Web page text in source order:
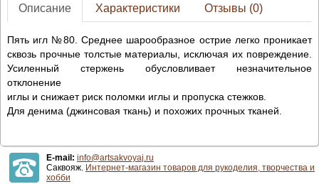
Описание Характеристики Отзывы (0)
Пять игл №80. Среднее шарообразное острие легко проникает
сквозь прочные толстые материалы, исключая их повреждение.
Усиленный стержень обусловливает незначительное
отклонение
иглы и снижает риск поломки иглы и пропуска стежков.
Для денима (джинсовая ткань) и похожих прочных тканей.
E-mail: info@artsakvoyaj.ru
Саквояж. Интернет-магазин товаров для рукоделия, творчества и
хобби